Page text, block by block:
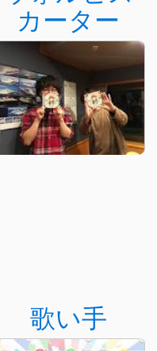
カーター
歌い手